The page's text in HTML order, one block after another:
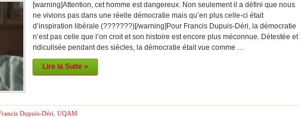
[warning]Attention, cet homme est dangereux. Non seulement il a défini que nous
ne vivions pas dans une réelle démocratie mais qu’en plus celle-ci était
d’inspiration libérale (???????)[/warning]Pour Francis Dupuis-Déri, la démocratie
n’est pas celle que l’on croit et son histoire est encore plus méconnue. Détestée et
ridiculisée pendant des siècles, la démocratie était vue comme …
Lire la Suite »
Dupuis-Déri UQAM